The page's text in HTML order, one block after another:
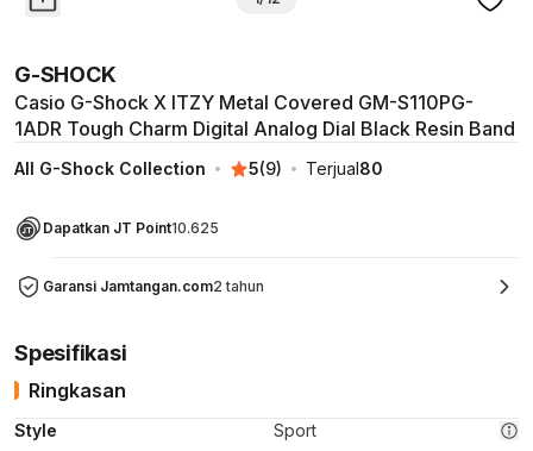
G-SHOCK
Casio G-Shock X ITZY Metal Covered GM-S110PG-
1ADR Tough Charm Digital Analog Dial Black Resin Band
All G-Shock Collection 5(9) Terjual80
Dapatkan JT Point10.625
Garansi Jamtangan.com2 tahun
Spesifikasi
Ringkasan
Style Sport